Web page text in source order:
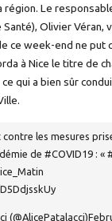
Le
Olivier Véran,
ce week-end ne put
à Nice le titre de
qui a bien sûr
les mesures
de#COVID19 : «
(@AlicePatalacci)